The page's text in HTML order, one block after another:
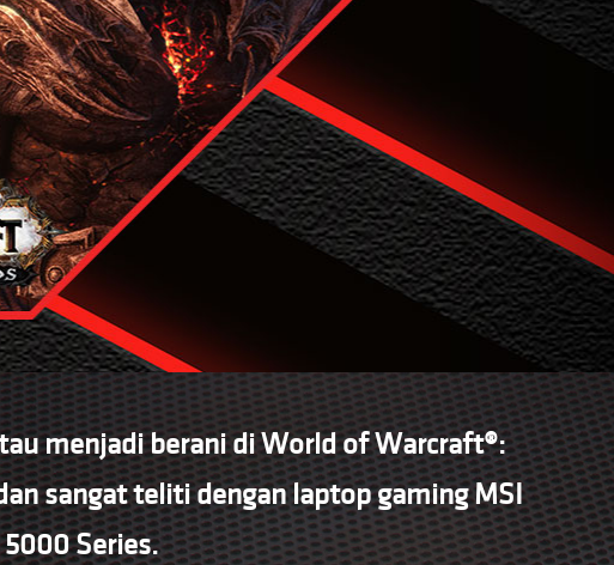
menjadi berani di World of Warcraft®:
sangat teliti dengan laptop gaming MSI
Series.